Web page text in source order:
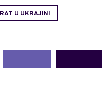
RAT U UKRAJINI